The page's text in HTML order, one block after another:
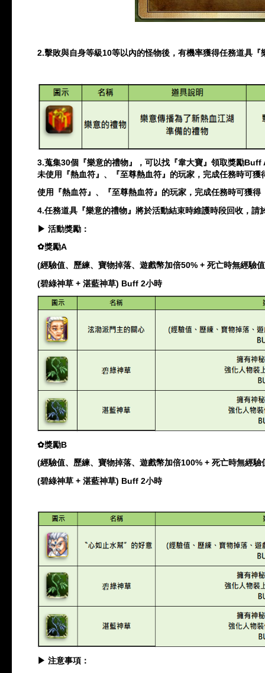
2.擊敗與自身等級10等以內的怪物後，有機率獲得任務道具『
3.蒐集30個『樂意的禮物』，可以找『韋大寶』領取獎勵Buff
未使用『熱血符』、『至尊熱血符』的玩家，完成任務時可獲
使用『熱血符』、『至尊熱血符』的玩家，完成任務時可獲得
4.任務道具『樂意的禮物』將於活動結束時維護時段回收，請
▶ 活動獎勵：
✿獎勵A
(經驗值、歷練、寶物掉落、遊戲幣加倍50% + 死亡時無經驗
(碧綠神草 + 湛藍神草) Buff 2小時
✿獎勵B
(經驗值、歷練、寶物掉落、遊戲幣加倍100% + 死亡時無經驗
(碧綠神草 + 湛藍神草) Buff 2小時
▶ 注意事項：